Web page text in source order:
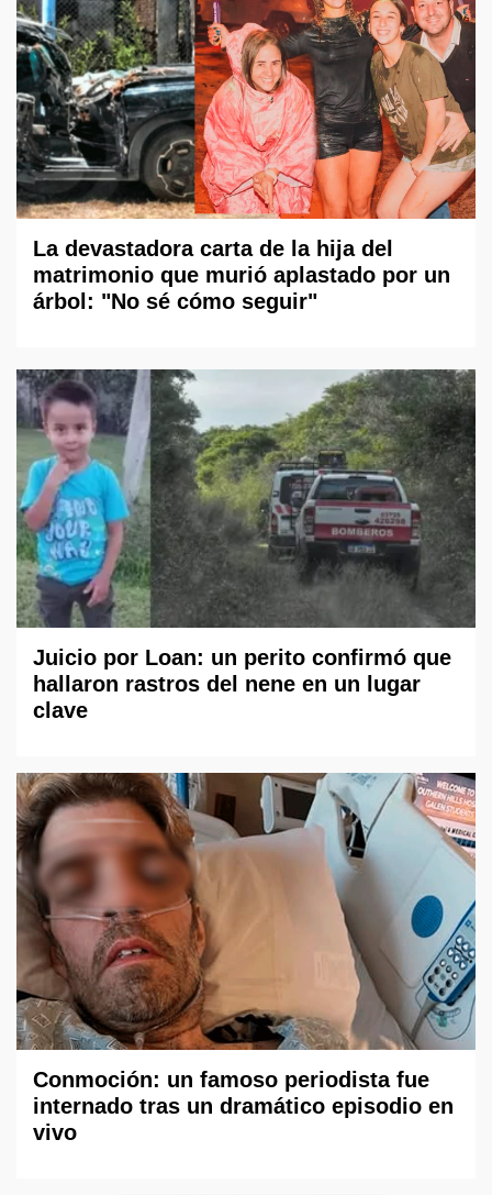
La devastadora carta de la hija del
matrimonio que murió aplastado por un
árbol: "No sé cómo seguir"
Juicio por Loan: un perito confirmó que
hallaron rastros del nene en un lugar
clave
Conmoción: un famoso periodista fue
internado tras un dramático episodio en
vivo